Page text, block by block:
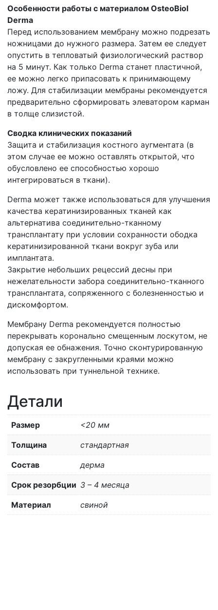
Особенности работы с материалом OsteoBiol
Derma
Перед использованием мембрану можно подрезать
ножницами до нужного размера. Затем ее следует
опустить в тепловатый физиологический раствор
на 5 минут. Как только Derma станет пластичной,
ее можно легко припасовать к принимающему
ложу. Для стабилизации мембраны рекомендуется
предварительно сформировать элеватором карман
в толще слизистой.
Сводка клинических показаний
Защита и стабилизация костного аугментата (в
этом случае ее можно оставлять открытой, что
обусловлено ее способностью хорошо
интегрироваться в ткани).
Derma может также использоваться для улучшения
качества кератинизированных тканей как
альтернатива соединительно-тканному
трансплантату при условии сохранности ободка
кератинизированной ткани вокруг зуба или
имплантата.
Закрытие небольших рецессий десны при
нежелательности забора соединительно-тканного
трансплантата, сопряженного с болезненностью и
дискомфортом.
Мембрану Derma рекомендуется полностью
перекрывать коронально смещенным лоскутом, не
допуская ее обнажения. Точно сконтурированную
мембрану с закругленными краями можно
использовать при туннельной технике.
Детали
Размер <20 мм
Толщина стандартная
Состав дерма
Срок резорбции 3 – 4 месяца
Материал свиной